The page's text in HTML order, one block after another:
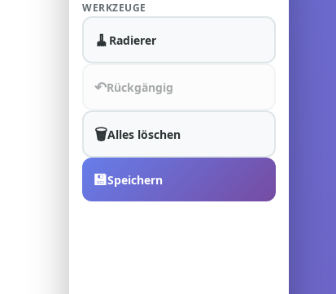
WERKZEUGE
🧹 Radierer
↶Rückgängig
🗑️Alles löschen
💾Speichern